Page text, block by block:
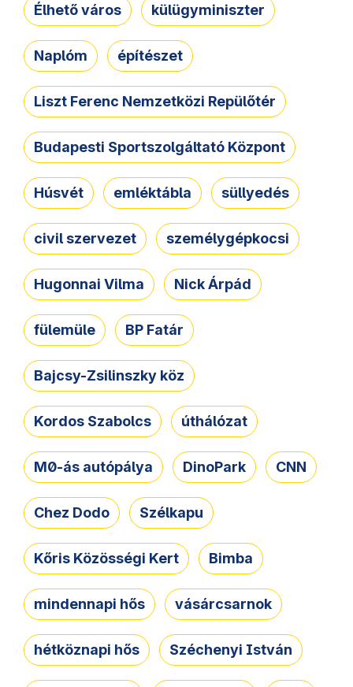
Élhető város külügyminiszter
Naplóm építészet
Liszt Ferenc Nemzetközi Repülőtér
Budapesti Sportszolgáltató Központ
Húsvét emléktábla süllyedés
civil szervezet személygépkocsi
Hugonnai Vilma Nick Árpád
fülemüle BP Fatár
Bajcsy-Zsilinszky köz
Kordos Szabolcs úthálózat
M0-ás autópálya DinoPark CNN
Chez Dodo Szélkapu
Kőris Közösségi Kert Bimba
mindennapi hős vásárcsarnok
hétköznapi hős Széchenyi István